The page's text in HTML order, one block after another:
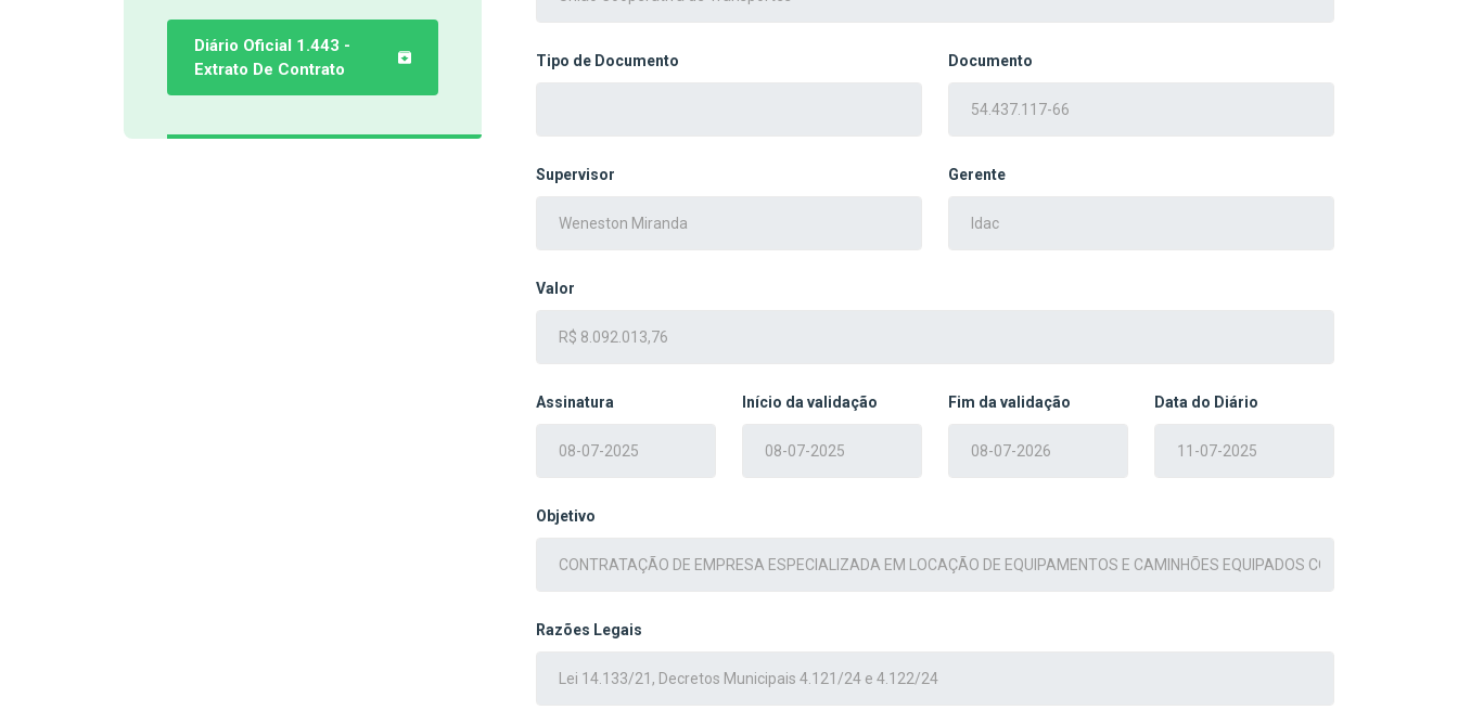
Diário Oficial 1.443 -
Extrato De Contrato
Tipo de Documento Documento
Supervisor Gerente
Valor
Assinatura Início da validação Fim da validação Data do Diário
Objetivo
Razões Legais